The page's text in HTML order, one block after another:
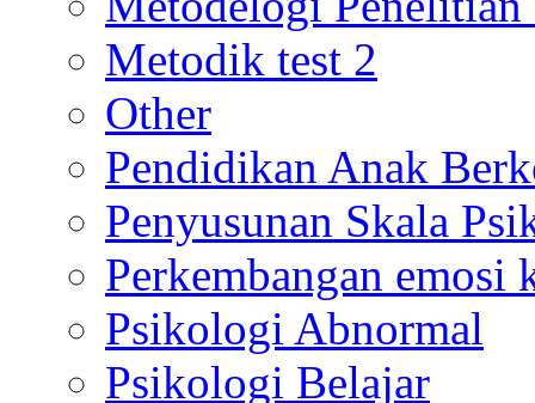
Metodik test 2
Other
Pendidikan Anak
Penyusunan Skala
Perkembangan emosi
Psikologi Abnormal
Psikologi Belajar